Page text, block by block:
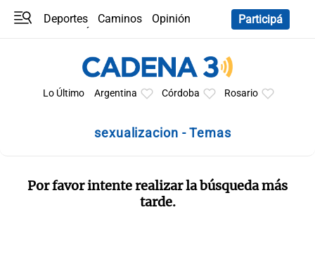
Deportes Caminos
Opinión
Participá
Lo Último Argentina Córdoba Rosario
sexualizacion - Temas
Por favor intente realizar la búsqueda más
tarde.